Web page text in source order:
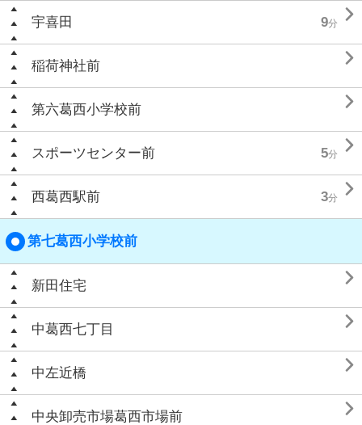
宇喜田 9分 
稲荷神社前 
第六葛西小学校前 
スポーツセンター前 5分 
西葛西駅前 3分 
第七葛西小学校前
新田住宅 
中葛西七丁目 
中左近橋 
中央卸売市場葛西市場前 